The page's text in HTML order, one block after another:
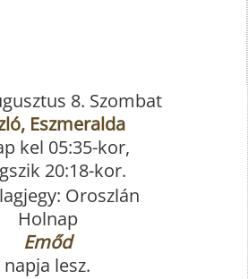
8. Szombat
Eszmeralda
kel 05:35-kor,
20:18-kor.
Holnap
Emőd
napja lesz.